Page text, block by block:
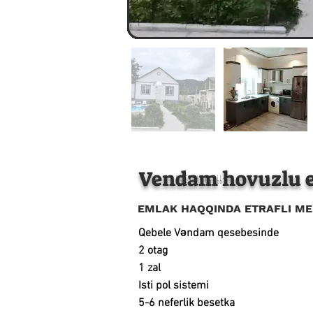
Vendam hovuzlu
EMLAK HAQQINDA ETRAFLI
+994 50 541 63 55
Qebele Vəndam qesebesinde
2 otag
1 zal
Isti pol sistemi
5-6 neferlik besetka